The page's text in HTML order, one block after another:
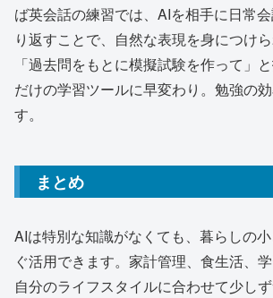
ば英会話の練習では、AIを相手に日常
り返すことで、自然な表現を身につけ
「過去問をもとに模擬試験を作って」
だけの学習ツールに早変わり。勉強の
す。
まとめ
AIは特別な知識がなくても、暮らしの
ぐ活用できます。家計管理、食生活、学
自分のライフスタイルに合わせて少し